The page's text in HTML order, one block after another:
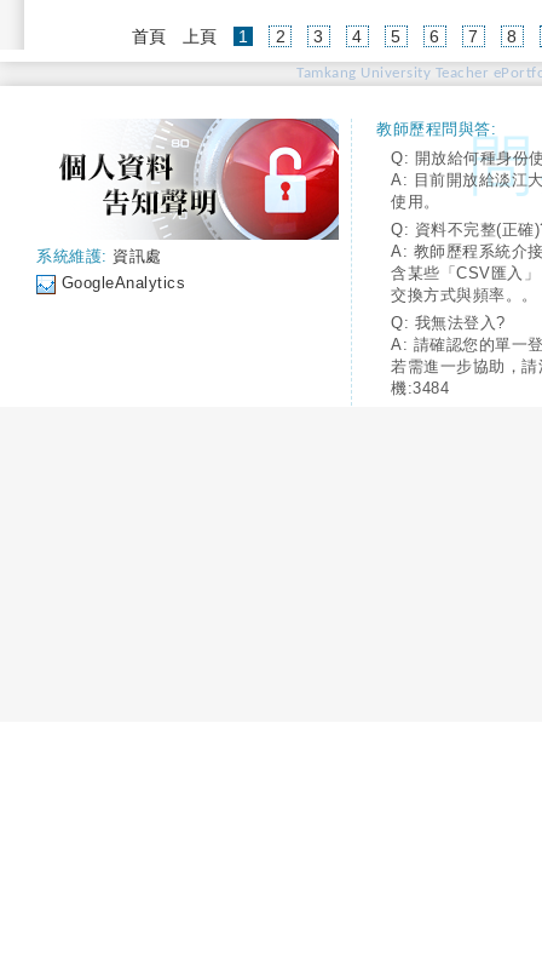
首頁 上頁 1 (current)
2 3 4 5 6 7 8
Tamkang University Teacher
系統維護: 資訊處
GoogleAnalytics
教師歷程問與答:
Q: 開放給何種身份
A: 目前開放給淡江
使用。
Q: 資料不完整(正確
A: 教師歷程系統介
含某些「CSV匯入
交換方式與頻率。。
Q: 我無法登入?
A: 請確認您的單一
若需進一步協助，
機:3484